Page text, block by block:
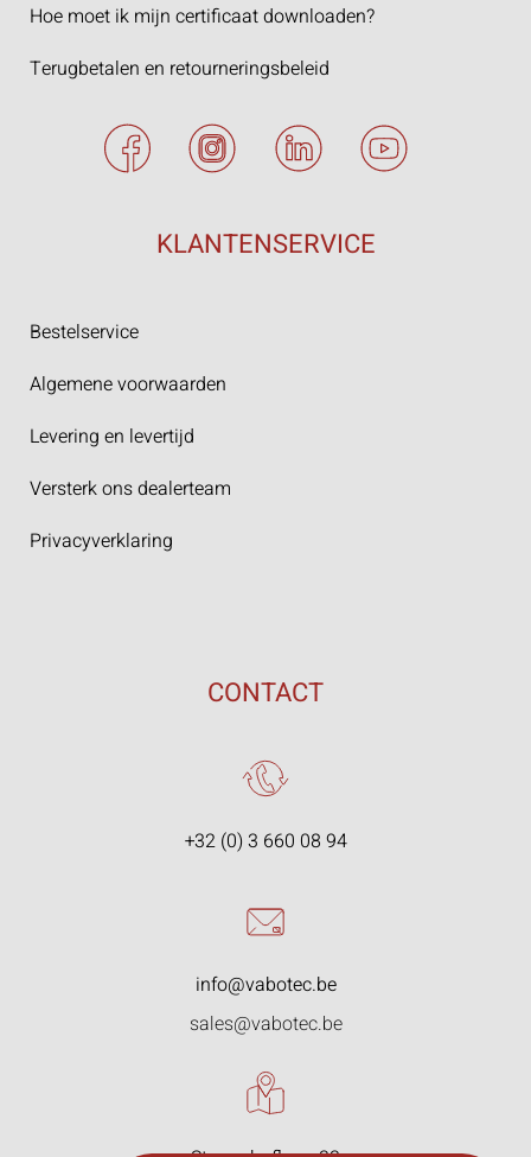
Hoe moet ik mijn certificaat downloaden?
Terugbetalen en retourneringsbeleid
KLANTENSERVICE
Bestelservice
Algemene voorwaarden
Levering en levertijd
Versterk ons dealerteam
Privacyverklaring
CONTACT
+32 (0) 3 660 08 94
info@vabotec.be
sales@vabotec.be